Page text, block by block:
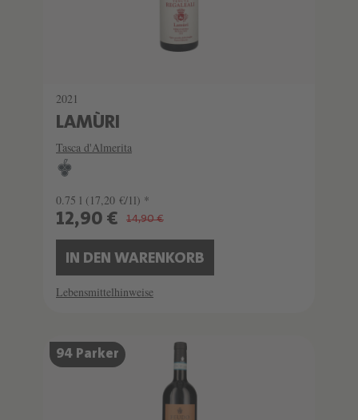
2021
LAMÙRI
Tasca d'Almerita
0.75 l (17,20 €/1l) *
12,90 € 14,90 €
IN DEN WARENKORB
Lebensmittelhinweise
94 Parker